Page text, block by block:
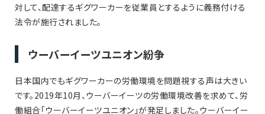
対して、配達するギグワーカーを従業員とするように義務付ける
法令が施行されました。
ウーバーイーツユニオン紛争
日本国内でもギグワーカーの労働環境を問題視する声は大きい
です。2019年10月、ウーバーイーツの労働環境改善を求めて、労
働組合「ウーバーイーツユニオン」が発足しました。ウーバーイー